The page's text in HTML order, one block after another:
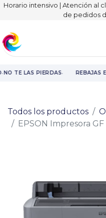
Horario intensivo | Atención al
de pedidos
·NO TE LAS PIERDAS· REBAJAS
Todos los productos
EPSON Impresora